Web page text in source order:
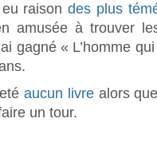
eu raisondes plus
amusée à trouver
gagné « L’homme
aucun livrealors
un tour.